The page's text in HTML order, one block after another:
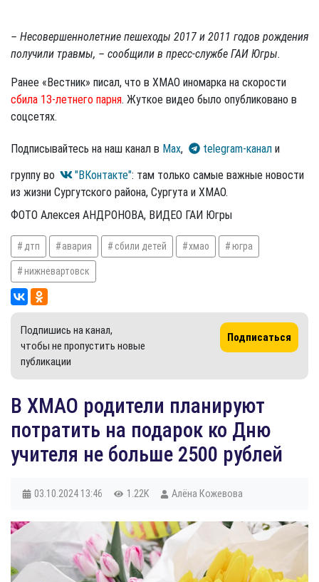
– Несовершеннолетние пешеходы 2017 и 2011 годов рождения
получили травмы, – сообщили в пресс-службе ГАИ Югры.
Ранее «Вестник» писал, что в ХМАО иномарка на скорости
сбила 13-летнего парня. Жуткое видео было опубликовано в
соцсетях.
Подписывайтесь на наш канал в Max, telegram-канал и
группу во
"ВКонтакте": там только самые важные новости
из жизни Сургутского района, Сургута и ХМАО.
ФОТО Алексея АНДРОНОВА, ВИДЕО ГАИ Югры
дтп авария сбили детей хмао югра
нижневартовск
Подпишись на канал,
чтобы не пропустить новые
публикации
Подписаться
В ХМАО родители планируют
потратить на подарок ко Дню
учителя не больше 2500 рублей
03.10.2024 13:46 1.22K Алёна Кожевова